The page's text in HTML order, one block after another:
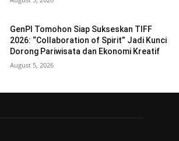
GenPI Tomohon Siap Sukseskan TIFF
2026: “Collaboration of Spirit” Jadi Kunci
Dorong Pariwisata dan Ekonomi Kreatif
August 5, 2026